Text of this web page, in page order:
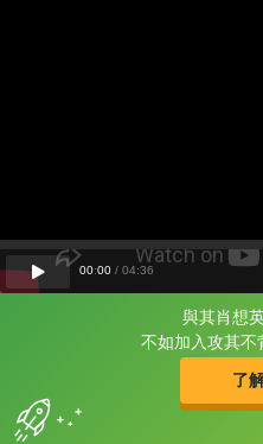
與其肖想
不如加入攻其不
了
片
攻
的品
00:00 / 04:36